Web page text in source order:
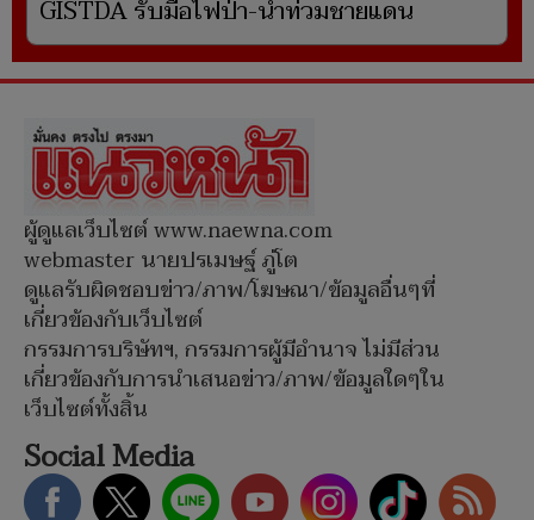
GISTDA รับมือไฟป่า-น้ำท่วมชายแดน
ผู้ดูแลเว็บไซต์ www.naewna.com
webmaster นายปรเมษฐ์ ภู่โต
ดูแลรับผิดชอบข่าว/ภาพ/โฆษณา/ข้อมูลอื่นๆที่
เกี่ยวข้องกับเว็บไซต์
กรรมการบริษัทฯ, กรรมการผู้มีอำนาจ ไม่มีส่วน
เกี่ยวข้องกับการนำเสนอข่าว/ภาพ/ข้อมูลใดๆใน
เว็บไซต์ทั้งสิ้น
Social Media